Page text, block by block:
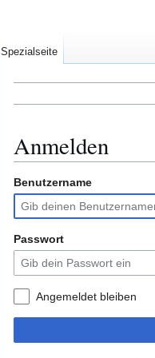
Anmelden
Zur
Navigation
springen
Zur
Suche
springen
Benutzername
Passwort
Angemeldet bleiben
Spezialseite